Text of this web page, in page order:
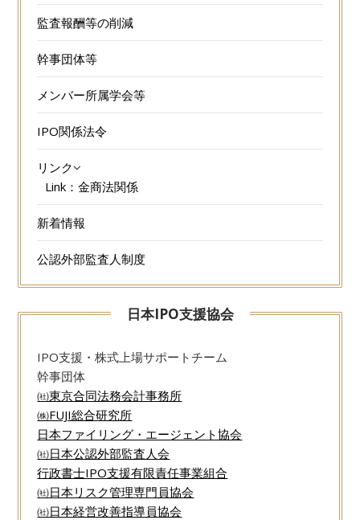
監査報酬等の削減
幹事団体等
メンバー所属学会等
IPO関係法令
リンク
Link：金商法関係
新着情報
公認外部監査人制度
日本IPO支援協会
IPO支援・株式上場サポートチーム
幹事団体
㈳東京合同法務会計事務所
㈱FUJI総合研究所
日本ファイリング・エージェント協会
㈳日本公認外部監査人会
行政書士IPO支援有限責任事業組合
㈳日本リスク管理専門員協会
㈳日本経営改善指導員協会